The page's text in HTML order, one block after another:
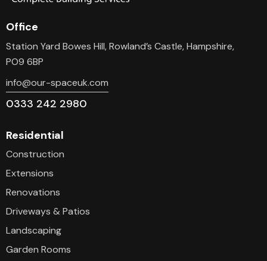
Office
Station Yard Bowes Hill, Rowland’s Castle, Hampshire,
PO9 6BP
info@our-spaceuk.com
0333 242 2980
Residential
Construction
Extensions
Renovations
Driveways & Patios
Landscaping
Garden Rooms